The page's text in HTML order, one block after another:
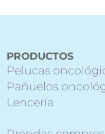
PRODUCTOS
Pelucas
Pañuelos
Lencería